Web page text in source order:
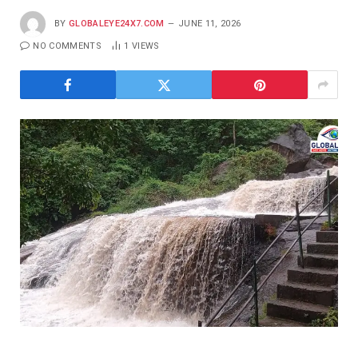
BY GLOBALEYE24X7.COM JUNE 11, 2026
NO COMMENTS 1 VIEWS